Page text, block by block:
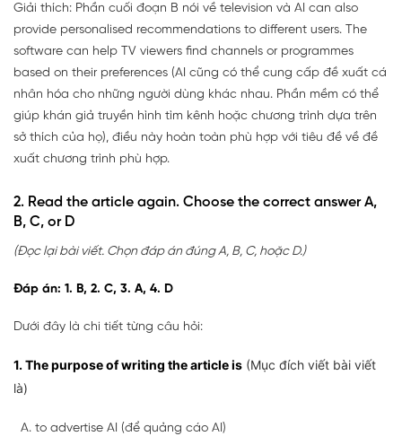
Giải thích: Phần cuối đoạn B nói về television và AI can also
provide personalised recommendations to different users. The
software can help TV viewers find channels or programmes
based on their preferences (AI cũng có thể cung cấp đề xuất cá
nhân hóa cho những người dùng khác nhau. Phần mềm có thể
giúp khán giả truyền hình tìm kênh hoặc chương trình dựa trên
sở thích của họ), điều này hoàn toàn phù hợp với tiêu đề về đề
xuất chương trình phù hợp.
2. Read the article again. Choose the correct answer A,
B, C, or D
(Đọc lại bài viết. Chọn đáp án đúng A, B, C, hoặc D.)
Đáp án: 1. B, 2. C, 3. A, 4. D
Dưới đây là chi tiết từng câu hỏi:
1. The purpose of writing the article is (Mục đích viết bài viết
là)
to advertise AI (để quảng cáo AI)